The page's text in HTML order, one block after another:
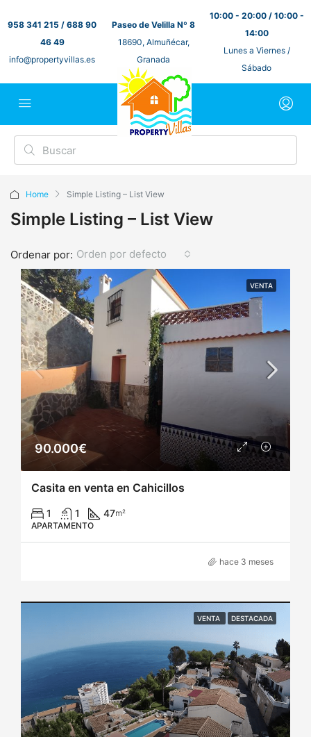
958 341 215 / 688 90
46 49
info@propertyvillas.es
Paseo de Velilla Nº 8
18690, Almuñécar,
Granada
10:00 - 20:00 / 10:00 -
14:00
Lunes a Viernes /
Sábado
Home Simple Listing – List View
Simple Listing – List View
Ordenar por: Orden por defecto
VENTA
90.000€
Casita en venta en Cahicillos
1 1 47m²
APARTAMENTO
hace 3 meses
VENTA DESTACADA